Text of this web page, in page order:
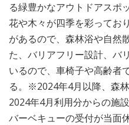
る緑豊かなアウトドアスポ
花や木々が四季を彩ってお
があるので、森林浴や自然
た、バリアフリー設計、バ
いるので、車椅子や高齢者
る。※2024年4月以降、森
2024年4月利用分からの施
バーベキューの受付が当面